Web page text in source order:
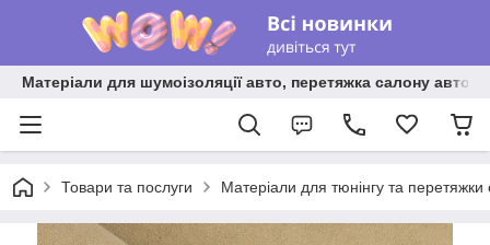
Матеріали для шумоізоляції авто, перетяжка салону авто
Товари та послуги Матеріали для тюнінгу та